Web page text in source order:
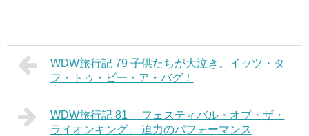
WDW旅行記 79 子供たちが大泣き。イッツ・タ
フ・トゥ・ビー・ア・バグ！
WDW旅行記 81 「フェスティバル・オブ・ザ・
ライオンキング」 迫力のパフォーマンス